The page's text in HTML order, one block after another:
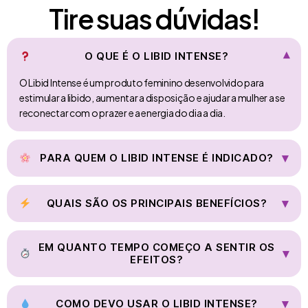
Tire suas dúvidas!
O QUE É O LIBID INTENSE? ▾
O Libid Intense é um produto feminino desenvolvido para
estimular a libido, aumentar a disposição e ajudar a mulher a se
reconectar com o prazer e a energia do dia a dia.
PARA QUEM O LIBID INTENSE É INDICADO? ▾
Mulheres que sentem queda de desejo sexual, estão mais
cansadas ou estressadas, querem mais conexão com o
geral.
QUAIS SÃO OS PRINCIPAIS BENEFÍCIOS? ▾
Aumento da libido, mais disposição física e mental, melhora
da sensibilidade e do prazer, sensação de bem-estar,
vitalidade e apoio ao equilíbrio do corpo feminino.
EM QUANTO TEMPO COMEÇO A SENTIR OS
EFEITOS?
▾
Os efeitos variam de pessoa para pessoa. Muitas mulheres
relatam perceber mudanças nos primeiros dias, enquanto
COMO DEVO USAR O LIBID INTENSE? ▾